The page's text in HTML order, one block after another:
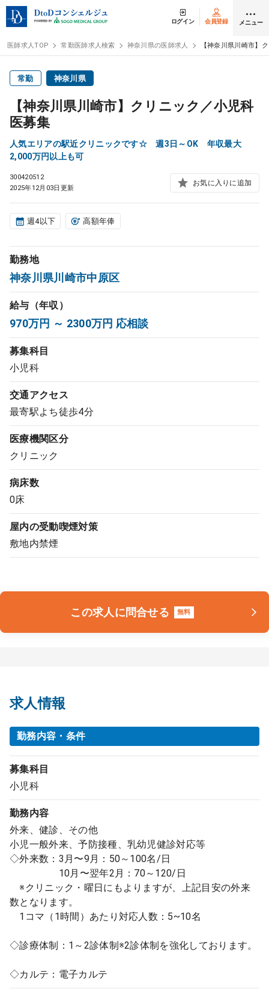
ログイン 会員登録 メニュー
医師求人
常勤検索 転職
非常勤検索 アルバイト
スポット検索 アルバイト
DtoDの転職・
コンサルタント
成功事例
転職ノウハウ
受付時間
0120-337-613
クリニック開業
DtoDとは
お問合せ
採用をお考えの医療機関の方
医師求人TOP 常勤医師求人検索 神奈川県の医師求人 【神奈川県川崎市】
常勤 神奈川県
【神奈川県川崎市】クリニック／小児科
医募集
人気エリアの駅近クリニックです☆ 週3日～OK 年収最大
2,000万円以上も可
300420512
2025年12月03日更新
お気に入りに追加
週4以下 高額年俸
勤務地
神奈川県川崎市中原区
給与（年収）
970万円 ～ 2300万円 応相談
募集科目
小児科
交通アクセス
最寄駅よち徒歩4分
医療機関区分
クリニック
病床数
0床
屋内の受動喫煙対策
敷地内禁煙
この求人に問合せる 無料
求人情報
勤務内容・条件
募集科目
小児科
勤務内容
外来、健診、その他
小児一般外来、予防接種、乳幼児健診対応等
◇外来数：3月〜9月：50～100名/日
10月〜翌年2月：70～120/日
※クリニック・曜日にもよりますが、上記目安の外来
数となります。
1コマ（1時間）あたり対応人数：5~10名
◇診療体制：1～2診体制※2診体制を強化しております。
◇カルテ：電子カルテ